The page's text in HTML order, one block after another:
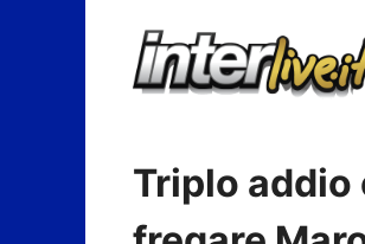
Triplo addio